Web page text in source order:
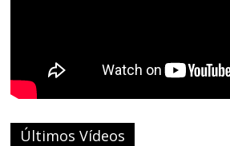
Últimos Vídeos